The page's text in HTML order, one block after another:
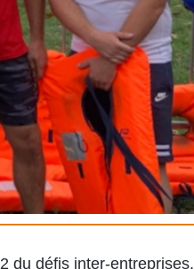
du défis inter-entreprises.